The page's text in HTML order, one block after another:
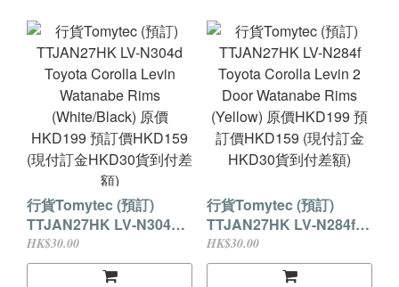
(現付訂金HKD30貨到付
差額)
(現付訂金HKD30貨到付
差額)
行貨Tomytec (預訂)
TTJAN27HK LV-N304d
Toyota Corolla Levin
Watanabe Rims
HK$30.00
行貨Tomytec (預訂)
TTJAN27HK LV-N284f
Toyota Corolla Levin 2
Door Watanabe Rims
HK$30.00